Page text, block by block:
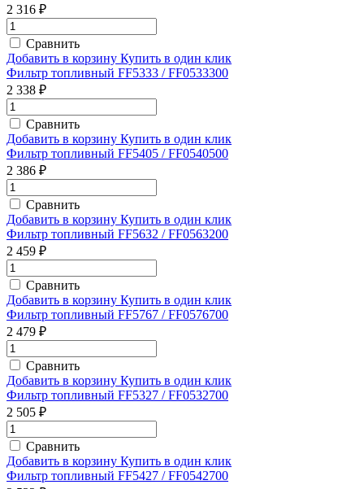
2 316 ₽
Сравнить
Добавить в корзину Купить в один клик
Фильтр топливный FF5333 / FF0533300
2 338 ₽
Сравнить
Добавить в корзину Купить в один клик
Фильтр топливный FF5405 / FF0540500
2 386 ₽
Сравнить
Добавить в корзину Купить в один клик
Фильтр топливный FF5632 / FF0563200
2 459 ₽
Сравнить
Добавить в корзину Купить в один клик
Фильтр топливный FF5767 / FF0576700
2 479 ₽
Сравнить
Добавить в корзину Купить в один клик
Фильтр топливный FF5327 / FF0532700
2 505 ₽
Сравнить
Добавить в корзину Купить в один клик
Фильтр топливный FF5427 / FF0542700